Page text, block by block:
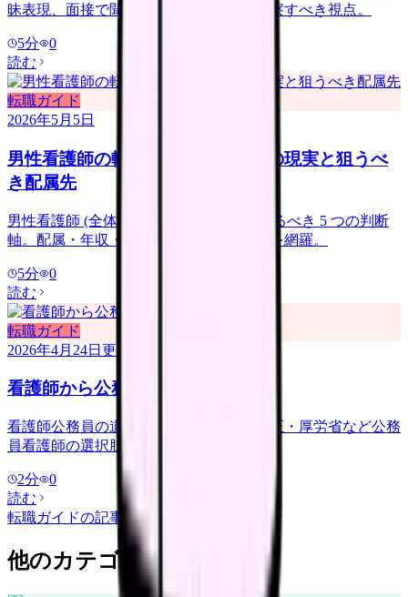
昧表現、面接で聞くべき質問、見学で観察すべき視点。
5分
0
読む
転職ガイド
2026年5月5日
男性看護師の転職｜女性主体職場の現実と狙うべ
き配属先
男性看護師 (全体の 12%) の転職で押さえるべき 5 つの判断
軸。配属・年収・人間関係・面接の本音を網羅。
5分
0
読む
転職ガイド
2026年4月24日 更新
看護師から公務員・行政への転職
看護師公務員の道。保健師・自衛隊・矯正・厚労省など公務
員看護師の選択肢と年収、なり方。
2分
0
読む
転職ガイドの記事をもっと見る
他のカテゴリを探す